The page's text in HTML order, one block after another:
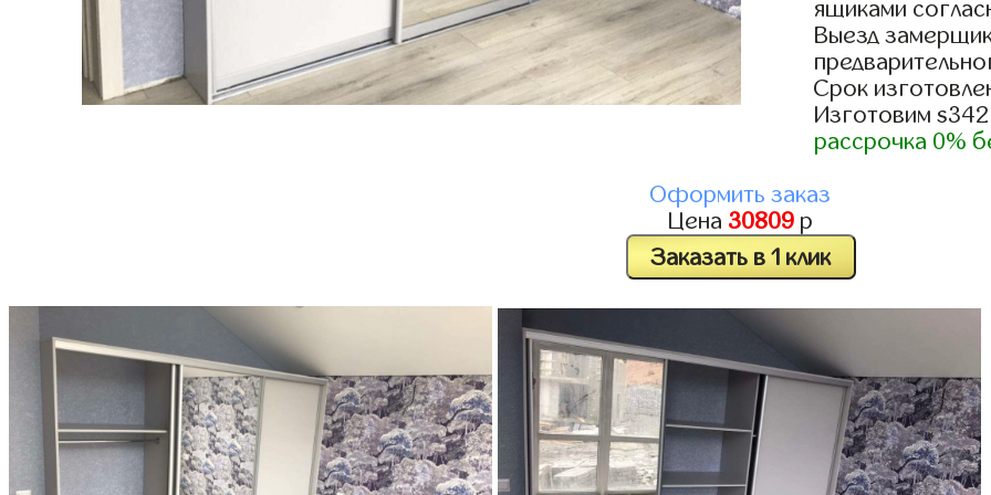
ящиками
Выезд
Срок
Изготовим
рассрочка 0%
Оформить заказ
Цена 30809 р
Заказать в 1 клик